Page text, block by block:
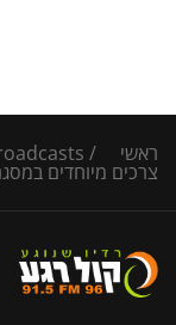
ראשי /
צרכים מיוחדים